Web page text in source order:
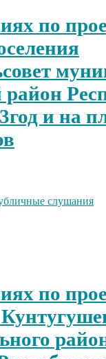
по
и на
слушания
по